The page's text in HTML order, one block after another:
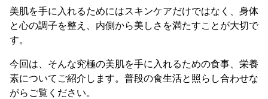
美肌を手に入れるためにはスキンケアだけではなく、身体
と心の調子を整え、内側から美しさを満たすことが大切で
す。
今回は、そんな究極の美肌を手に入れるための食事、栄養
素についてご紹介します。普段の食生活と照らし合わせな
がらご覧ください。